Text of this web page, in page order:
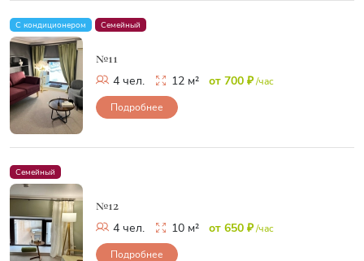
С кондиционером Семейный
№11
4 чел. 12 м² от 700 ₽/час
Подробнее
Семейный
№12
4 чел. 10 м² от 650 ₽/час
Подробнее